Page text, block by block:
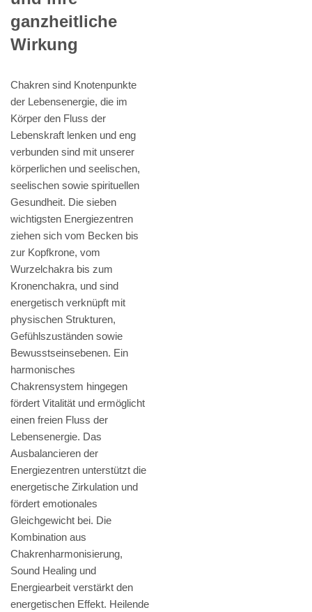
ganzheitliche
Wirkung
Chakren sind Knotenpunkte
der Lebensenergie, die im
Körper den Fluss der
Lebenskraft lenken und eng
verbunden sind mit unserer
körperlichen und seelischen,
seelischen sowie spirituellen
Gesundheit. Die sieben
wichtigsten Energiezentren
ziehen sich vom Becken bis
zur Kopfkrone, vom
Wurzelchakra bis zum
Kronenchakra, und sind
energetisch verknüpft mit
physischen Strukturen,
Gefühlszuständen sowie
Bewusstseinsebenen. Ein
harmonisches
Chakrensystem hingegen
fördert Vitalität und ermöglicht
einen freien Fluss der
Lebensenergie. Das
Ausbalancieren der
Energiezentren unterstützt die
energetische Zirkulation und
fördert emotionales
Gleichgewicht bei. Die
Kombination aus
Chakrenharmonisierung,
Sound Healing und
Energiearbeit verstärkt den
energetischen Effekt. Heilende